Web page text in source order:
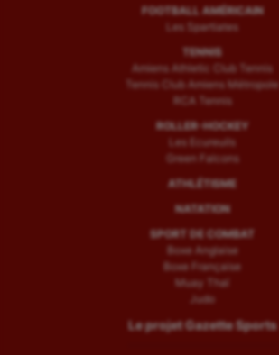
FOOTBALL AMÉRICAIN
Les Spartiates
TENNIS
Amiens Athletic Club Tennis
Tennis Club Amiens Métropole
RCA Tennis
ROLLER-HOCKEY
Les Ecureuils
Green Falcons
ATHLÉTISME
NATATION
SPORT DE COMBAT
Boxe Anglaise
Boxe Française
Muay Thaï
Judo
Le projet Gazette Sports